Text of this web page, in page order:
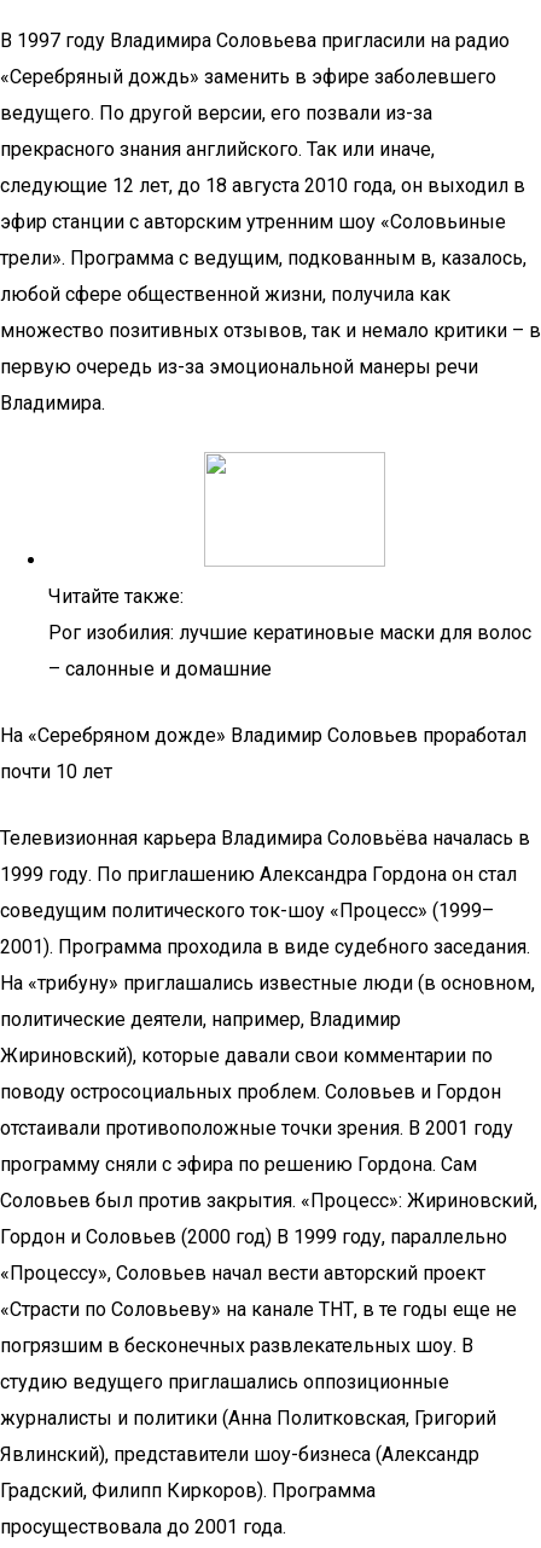
В 1997 году Владимира Соловьева пригласили на радио
«Серебряный дождь» заменить в эфире заболевшего
ведущего. По другой версии, его позвали из-за
прекрасного знания английского. Так или иначе,
следующие 12 лет, до 18 августа 2010 года, он выходил в
эфир станции с авторским утренним шоу «Соловьиные
трели». Программа с ведущим, подкованным в, казалось,
любой сфере общественной жизни, получила как
множество позитивных отзывов, так и немало критики – в
первую очередь из-за эмоциональной манеры речи
Владимира.
Читайте также:
Рог изобилия: лучшие кератиновые маски для волос
– салонные и домашние
На «Серебряном дожде» Владимир Соловьев проработал
почти 10 лет
Телевизионная карьера Владимира Соловьёва началась в
1999 году. По приглашению Александра Гордона он стал
соведущим политического ток-шоу «Процесс» (1999–
2001). Программа проходила в виде судебного заседания.
На «трибуну» приглашались известные люди (в основном,
политические деятели, например, Владимир
Жириновский), которые давали свои комментарии по
поводу остросоциальных проблем. Соловьев и Гордон
отстаивали противоположные точки зрения. В 2001 году
программу сняли с эфира по решению Гордона. Сам
Соловьев был против закрытия. «Процесс»: Жириновский,
Гордон и Соловьев (2000 год) В 1999 году, параллельно
«Процессу», Соловьев начал вести авторский проект
«Страсти по Соловьеву» на канале ТНТ, в те годы еще не
погрязшим в бесконечных развлекательных шоу. В
студию ведущего приглашались оппозиционные
журналисты и политики (Анна Политковская, Григорий
Явлинский), представители шоу-бизнеса (Александр
Градский, Филипп Киркоров). Программа
просуществовала до 2001 года.